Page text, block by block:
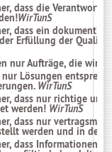
dass die
WirTunS
dass ein
Erfüllung der
nur Aufträge, die wir
Lösungen
WirTunS
dass nur richtige
werden! WirTunS
dass nur
werden und in den
dass Informationen